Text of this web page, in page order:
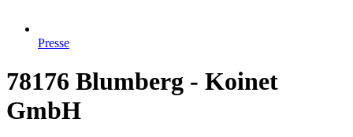
Presse
78176 Blumberg - Koinet
GmbH